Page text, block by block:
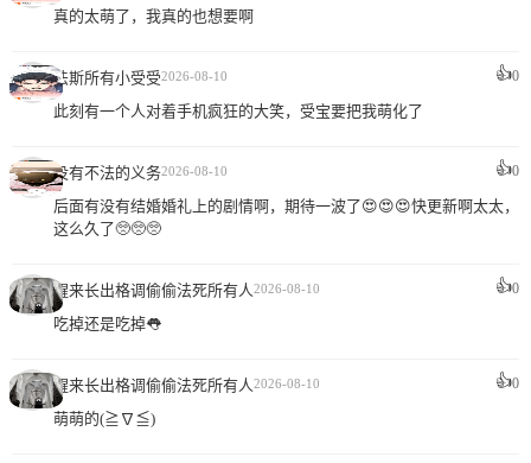
真的太萌了，我真的也想要啊
法斯所有小受受2026-08-10 👍0
此刻有一个人对着手机疯狂的大笑，受宝要把我萌化了
没有不法的义务2026-08-10 👍0
后面有没有结婚婚礼上的剧情啊，期待一波了😍😍😍快更新啊太太，
这么久了🥺🥺🥺
醒来长出格调偷偷法死所有人2026-08-10 👍0
吃掉还是吃掉👅
醒来长出格调偷偷法死所有人2026-08-10 👍0
萌萌的(≧∇≦)